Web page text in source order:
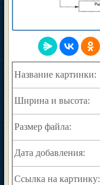
Название картинки:
Ширина и высота:
Размер файла:
Дата добавления:
Ссылка на картинку: